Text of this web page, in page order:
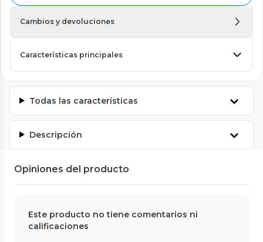
Cambios y devoluciones
Características principales
Todas las características
Descripción
Opiniones del producto
Este producto no tiene comentarios ni
calificaciones